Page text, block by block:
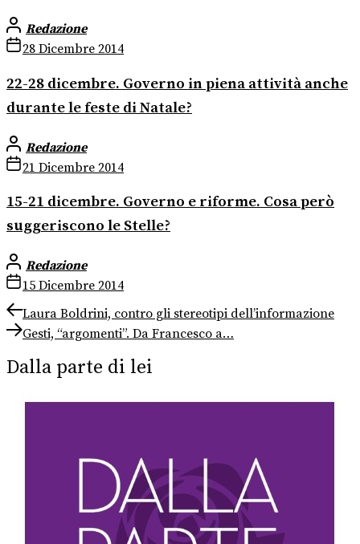
Redazione
28 Dicembre 2014
22-28 dicembre. Governo in piena attività anche
durante le feste di Natale?
Redazione
21 Dicembre 2014
15-21 dicembre. Governo e riforme. Cosa però
suggeriscono le Stelle?
Redazione
15 Dicembre 2014
Navigazione
articoli
Previous
post:
Laura Boldrini, contro gli stereotipi dell’informazione
Next
Gesti, “argomenti”. Da Francesco a…
Dalla parte di lei